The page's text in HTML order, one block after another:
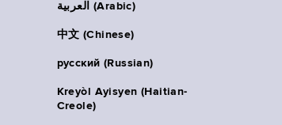
العربية (Arabic)
中文 (Chinese)
русский (Russian)
Kreyòl Ayisyen (Haitian-
Creole)